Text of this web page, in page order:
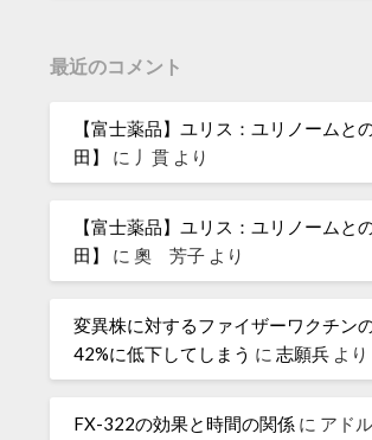
最近のコメント
【富士薬品】ユリス：ユリノームと
田】
に 丿貫 より
【富士薬品】ユリス：ユリノームと
田】
に奧 芳子 より
変異株に対するファイザーワクチン
42%に低下してしまう に志願兵 より
FX-322の効果と時間の関係 に アド